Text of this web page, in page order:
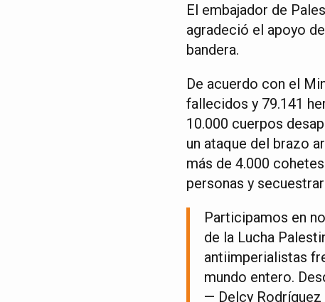
El embajador de
agradeció el apoyo
bandera.
De acuerdo con el
fallecidos y 79.141
10.000 cuerpos
un ataque del brazo
más de 4.000
personas y
Participamos en
de la Lucha
antiimperialistas
mundo entero.
— Delcy